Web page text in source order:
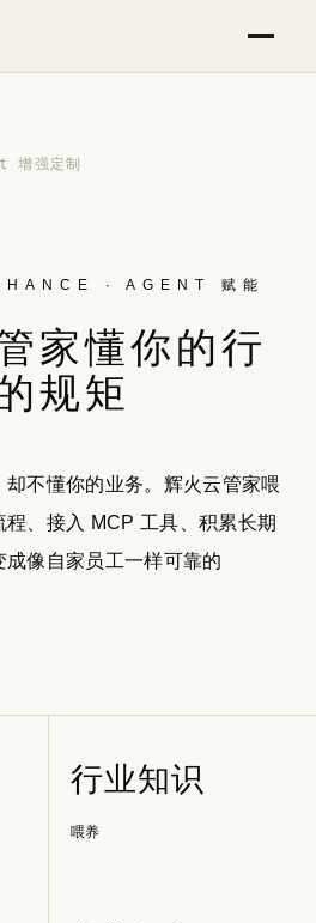
增强定制
· AGENT 赋能
家懂你的行
规矩
不懂你的业务。辉火云管家喂
、接入 MCP 工具、积累长期
像自家员工一样可靠的
行业知识
喂养